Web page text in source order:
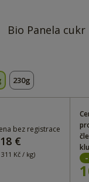
Bio Panela cukr
230g
bez registrace
€
311 Kč / kg) -